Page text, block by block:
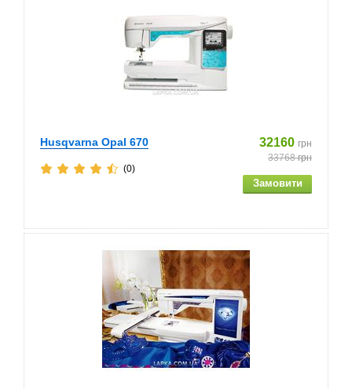
Husqvarna Opal 670 32160 грн
33768грн
(0)